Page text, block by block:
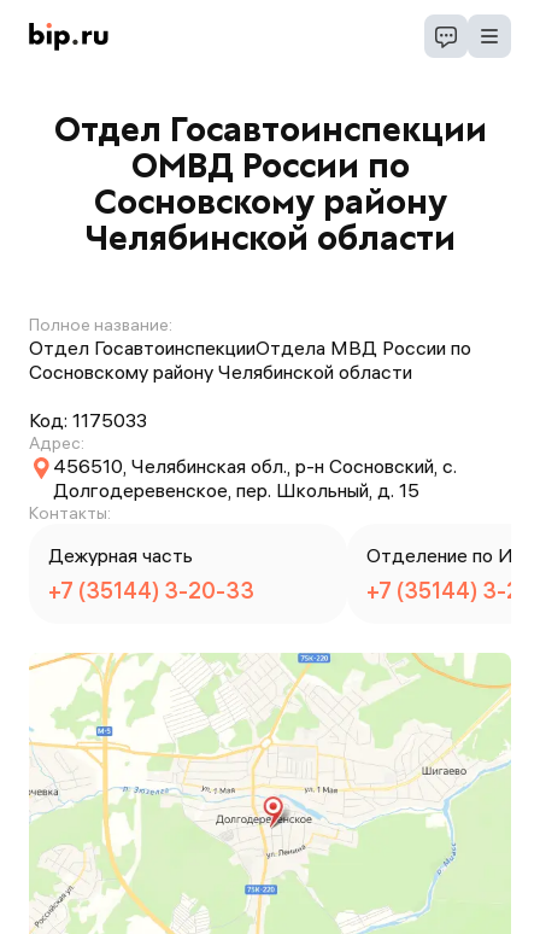
Отдел Госавтоинспекции
ОМВД России по
Сосновскому району
Челябинской области
Полное название:
Отдел ГосавтоинспекцииОтдела МВД России по
Сосновскому району Челябинской области
Код: 1175033
Адрес:
456510, Челябинская обл., р-н Сосновский, с.
Долгодеревенское, пер. Школьный, д. 15
Контакты:
Дежурная часть
+7 (35144) 3-20-33
Отделение по ИАЗ
+7 (35144) 3-